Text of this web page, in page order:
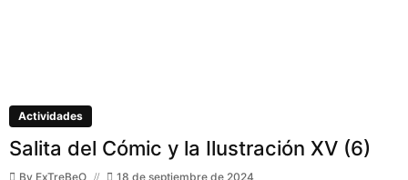
Actividades
Salita del Cómic y la Ilustración XV (6)
By ExTreBeO 18 de septiembre de 2024